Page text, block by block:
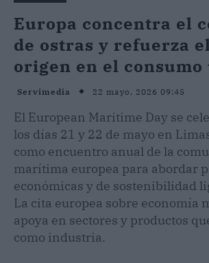
Europa concentra el
de ostras y refuerza
origen en el consumo
Servimedia 22 mayo, 2026 09:45
El European Maritime Day se
los días 21 y 22 de mayo en
como encuentro anual de la
marítima europea para abordar
económicas y de sostenibilidad
La cita europea sobre economía
apoya en sectores y productos
como industria.